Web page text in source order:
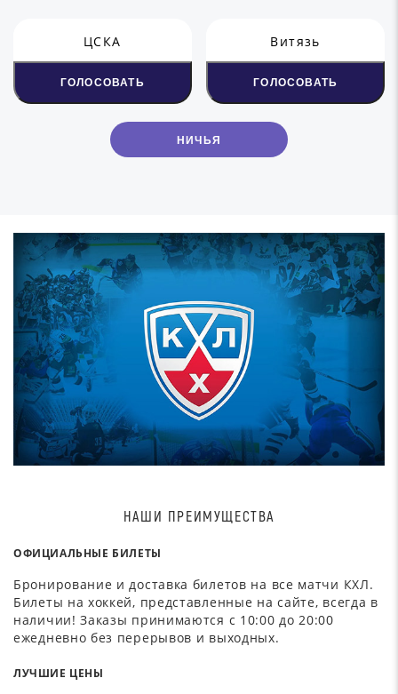
ЦСКА
ГОЛОСОВАТЬ
НИЧЬЯ
Витязь
ГОЛОСОВАТЬ
НАШИ ПРЕИМУЩЕСТВА
ОФИЦИАЛЬНЫЕ БИЛЕТЫ
Бронирование и доставка билетов на все матчи КХЛ.
Билеты на хоккей, представленные на сайте, всегда в
наличии! Заказы принимаются с 10:00 до 20:00
ежедневно без перерывов и выходных.
ЛУЧШИЕ ЦЕНЫ